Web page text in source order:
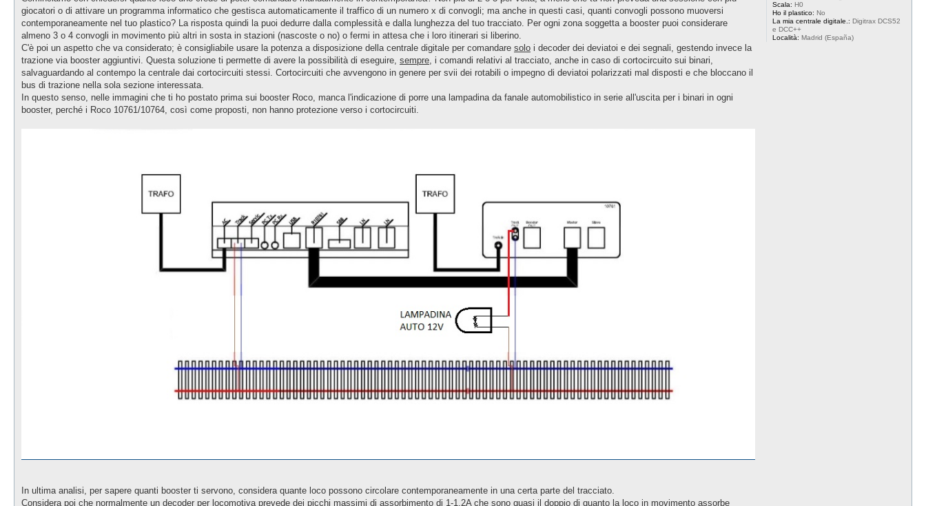
Scala: H0
Ho il plastico: No
La mia centrale digitale.: Digitrax DCS52
e DCC++
Località: Madrid (España)
g
i
o
giocatori o di attivare un programma informatico che gestisca automaticamente il traffico di un numero x di convogli; ma anche in questi casi, quanti convogli possono muoversi
contemporaneamente nel tuo plastico? La risposta quindi la puoi dedurre dalla complessità e dalla lunghezza del tuo tracciato. Per ogni zona soggetta a booster puoi considerare
almeno 3 o 4 convogli in movimento più altri in sosta in stazioni (nascoste o no) o fermi in attesa che i loro itinerari si liberino.
C'è poi un aspetto che va considerato; è consigliabile usare la potenza a disposizione della centrale digitale per comandare solo i decoder dei deviatoi e dei segnali, gestendo invece la
trazione via booster aggiuntivi. Questa soluzione ti permette di avere la possibilità di eseguire, sempre, i comandi relativi al tracciato, anche in caso di cortocircuito sui binari,
salvaguardando al contempo la centrale dai cortocircuiti stessi. Cortocircuiti che avvengono in genere per svii dei rotabili o impegno di deviatoi polarizzati mal disposti e che bloccano il
bus di trazione nella sola sezione interessata.
In questo senso, nelle immagini che ti ho postato prima sui booster Roco, manca l'indicazione di porre una lampadina da fanale automobilistico in serie all'uscita per i binari in ogni
booster, perché i Roco 10761/10764, così come proposti, non hanno protezione verso i cortocircuiti.
In ultima analisi, per sapere quanti booster ti servono, considera quante loco possono circolare contemporaneamente in una certa parte del tracciato.
Considera poi che normalmente un decoder per locomotiva prevede dei picchi massimi di assorbimento di 1-1,2A che sono quasi il doppio di quanto la loco in movimento assorbe